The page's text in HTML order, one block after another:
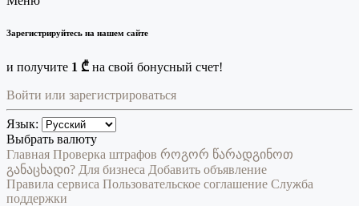
Зарегистрируйтесь на нашем сайте
и получите 1 ₾ на свой бонусный счет!
Войти или зарегистрироваться
Язык:
Выбрать валюту
Главная Проверка штрафов როგორ წარადგინოთ
განაცხადი? Для бизнеса Добавить объявление
Правила сервиса Пользовательское соглашение Служба
поддержки